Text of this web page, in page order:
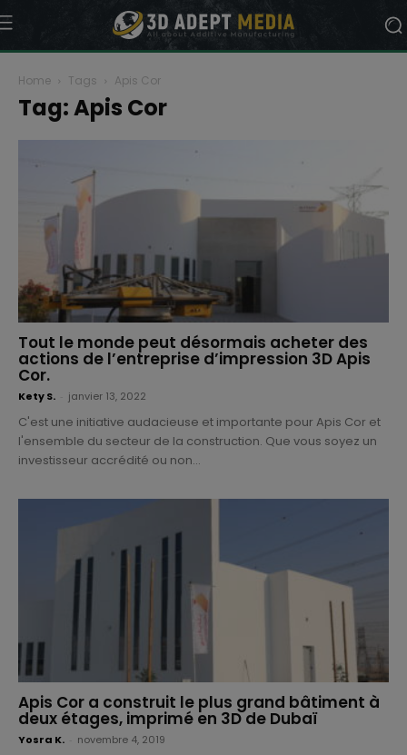
Home Tags Apis Cor
Tag: Apis Cor
Tout le monde peut désormais acheter des
actions de l’entreprise d’impression 3D Apis
Cor.
Kety S. janvier 13, 2022
C'est une initiative audacieuse et importante pour Apis Cor et
l'ensemble du secteur de la construction. Que vous soyez un
investisseur accrédité ou non...
Apis Cor a construit le plus grand bâtiment à
deux étages, imprimé en 3D de Dubaï
Yosra K. novembre 4, 2019